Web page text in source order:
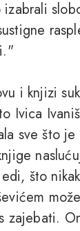
i knjizi
Ivica
sve što je
što
zajebati.